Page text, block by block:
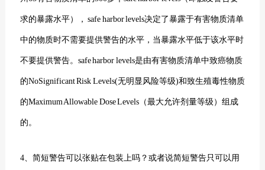
求的暴露水平）， safe harbor levels决定了暴露于有害物质清单
中的物质时不需要提供警告的水平，当暴露水平低于该水平时
不要提供警告。safe harbor levels是由有害物质清单中致癌物质
的NoSignificant Risk Levels(无明显风险等级)和致生殖毒性物质
的Maximum Allowable Dose Levels（最大允许剂量等级）组成
的。
4、 简短警告可以张贴在包装上吗？或者说简短警告只可以用